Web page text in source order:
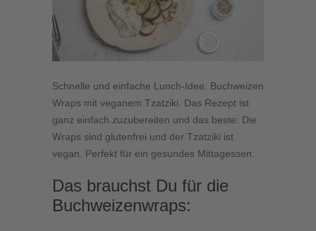
Schnelle und einfache Lunch-Idee: Buchweizen
Wraps mit veganem Tzatziki. Das Rezept ist
ganz einfach zuzubereiten und das beste: Die
Wraps sind glutenfrei und der Tzatziki ist
vegan. Perfekt für ein gesundes Mittagessen.
Das brauchst Du für die
Buchweizenwraps: